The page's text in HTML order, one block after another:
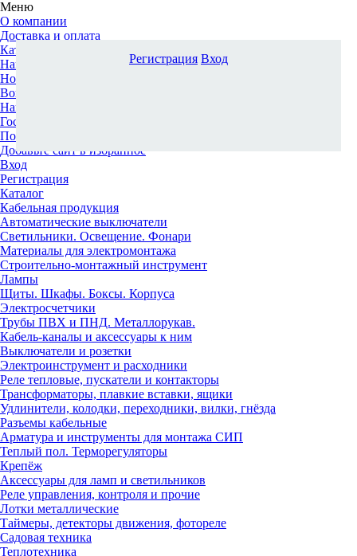
Меню
О компании
Доставка и оплата
Каталог
Наши офисы
Новости и новинки
Вопрос-ответ
Наша команда
Гос. заказчикам
Поставщикам
Добавьте сайт в избранное
Вход
Регистрация
Каталог
Кабельная продукция
Автоматические выключатели
Светильники. Освещение. Фонари
Материалы для электромонтажа
Строительно-монтажный инструмент
Лампы
Щиты. Шкафы. Боксы. Корпуса
Электросчетчики
Трубы ПВХ и ПНД. Металлорукав.
Кабель-каналы и аксессуары к ним
Выключатели и розетки
Электроинструмент и расходники
Реле тепловые, пускатели и контакторы
Трансформаторы, плавкие вставки, ящики
Удлинители, колодки, переходники, вилки, гнёзда
Разъемы кабельные
Арматура и инструменты для монтажа СИП
Теплый пол. Терморегуляторы
Крепёж
Аксессуары для ламп и светильников
Реле управления, контроля и прочие
Лотки металлические
Таймеры, детекторы движения, фотореле
Садовая техника
Теплотехника
Регистрация Вход